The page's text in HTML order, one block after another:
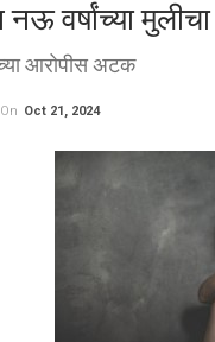
वर्षांच्या
आरोपीस अटक
On Oct 21, 2024